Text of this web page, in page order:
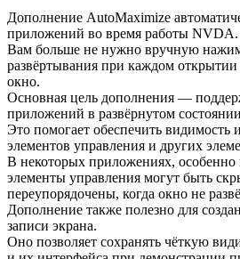
Дополнение AutoMaximize
приложений во время работы NVDA.
Вам больше не нужно вручную
развёртывания при каждом
окно.
Основная цель дополнения —
приложений в развёрнутом
Это помогает обеспечить видимость
элементов управления и других
В некоторых приложениях, особенно
элементы управления могут быть
переупорядочены, когда окно не
Дополнение также полезно для
записи экрана.
Оно позволяет сохранять чёткую